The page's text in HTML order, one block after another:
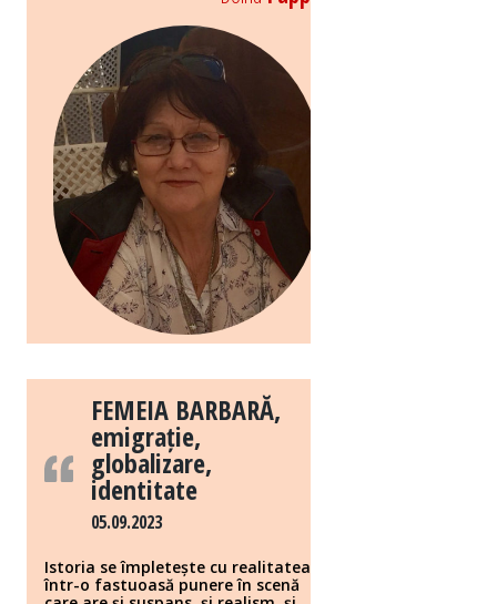
FEMEIA BARBARĂ,
emigrație,
globalizare,
identitate
05.09.2023
Istoria se împletește cu realitatea
într-o fastuoasă punere în scenă